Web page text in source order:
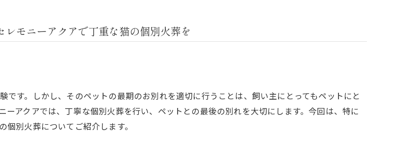
モニーアクアで丁重な猫の個別火葬を
です。しかし、そのペットの最期のお別れを適切に行うことは、飼い主にとってもペットにと
ーアクアでは、丁寧な個別火葬を行い、ペットとの最後の別れを大切にします。今回は、特に
別火葬についてご紹介します。